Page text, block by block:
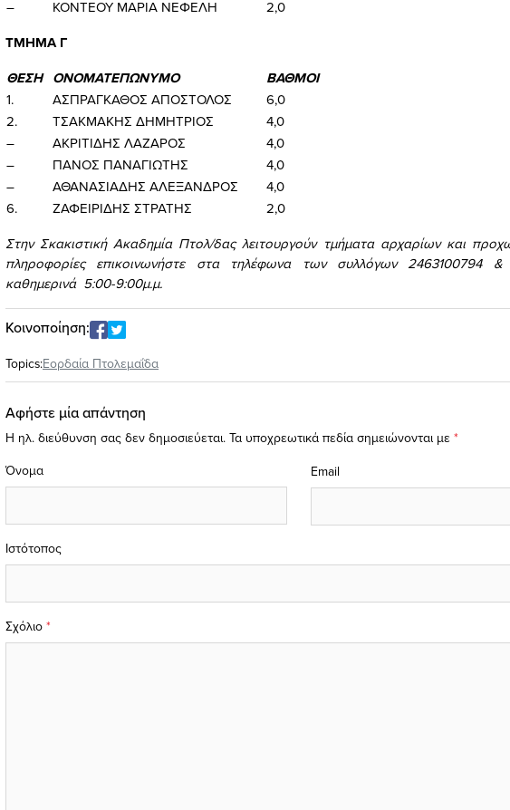
–
ΚΟΝΤΕΟΥ ΜΑΡΙΑ ΝΕΦΕΛΗ 2,0
ΤΜΗΜΑ Γ
ΘΕΣΗ ΟΝΟΜΑΤΕΠΩΝΥΜΟ ΒΑΘΜΟΙ
1. ΑΣΠΡΑΓΚΑΘΟΣ ΑΠΟΣΤΟΛΟΣ
6,0
2.
ΤΣΑΚΜΑΚΗΣ ΔΗΜΗΤΡΙΟΣ
4,0
–
ΑΚΡΙΤΙΔΗΣ ΛΑΖΑΡΟΣ
4,0
–
ΠΑΝΟΣ ΠΑΝΑΓΙΩΤΗΣ
4,0
–
ΑΘΑΝΑΣΙΑΔΗΣ ΑΛΕΞΑΝΔΡΟΣ
4,0
6.
ΖΑΦΕΙΡΙΔΗΣ ΣΤΡΑΤΗΣ
2,0
Στην Σκακιστική Ακαδημία Πτολ/δας λειτουργούν τμήματα αρχαρίων και
πληροφορίες επικοινωνήστε στα τηλέφωνα των συλλόγων 2463100794 &
καθημερινά 5:00-9:00μ.μ.
Κοινοποίηση:
Topics:Εορδαία Πτολεμαΐδα
Αφήστε μία απάντηση
Η ηλ. διεύθυνση σας δεν δημοσιεύεται. Τα υποχρεωτικά πεδία σημειώνονται με *
Σχόλιο *
Όνομα Email
Ιστότοπος